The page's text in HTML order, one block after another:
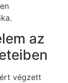
az
végzett